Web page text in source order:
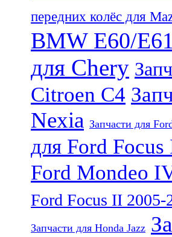
передних колёс для
BMW E60/E61
для Chery
Citroen C4
Nexia Запчасти для
для Ford
Ford Mondeo
Ford Focus II 2005-
Запчасти для Honda Jazz